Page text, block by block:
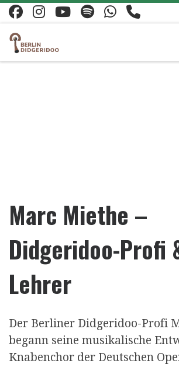
Zum Inhalt springen
Marc Miethe –
Didgeridoo-Profi
Lehrer
Der Berliner Didgeridoo-Profi
begann seine musikalische
Knabenchor der Deutschen